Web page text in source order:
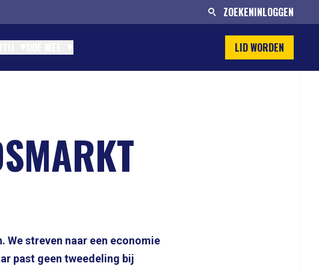
ZOEKENINLOGGEN
LID WORDEN
We streven naar een economie
past geen tweedeling bij